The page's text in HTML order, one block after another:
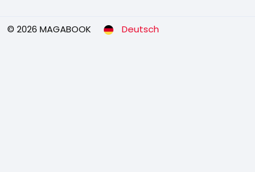
© 2026 MAGABOOK Deutsch